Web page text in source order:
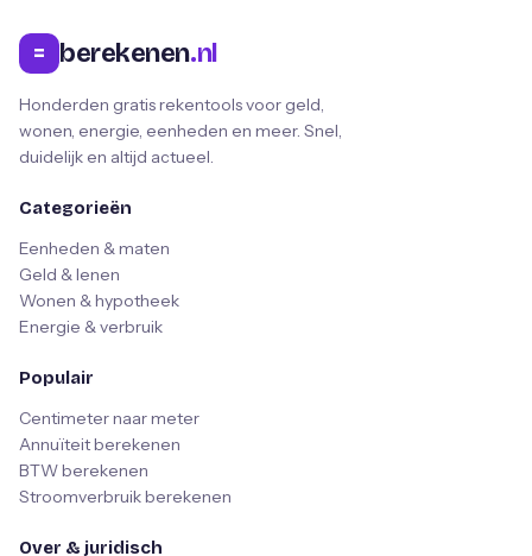
= berekenen.nl
Honderden gratis rekentools voor geld,
wonen, energie, eenheden en meer. Snel,
duidelijk en altijd actueel.
Categorieën
Eenheden & maten
Geld & lenen
Wonen & hypotheek
Energie & verbruik
Populair
Centimeter naar meter
Annuïteit berekenen
BTW berekenen
Stroomverbruik berekenen
Over & juridisch